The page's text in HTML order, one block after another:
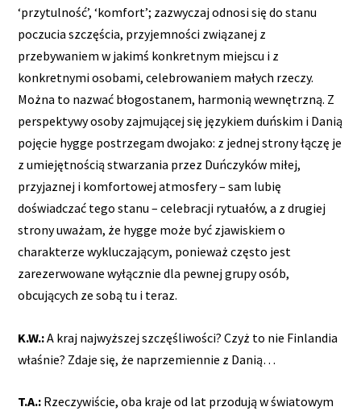
‘przytulność’, ‘komfort’; zazwyczaj odnosi się do stanu
poczucia szczęścia, przyjemności związanej z
przebywaniem w jakimś konkretnym miejscu i z
konkretnymi osobami, celebrowaniem małych rzeczy.
Można to nazwać błogostanem, harmonią wewnętrzną. Z
perspektywy osoby zajmującej się językiem duńskim i Danią
pojęcie hygge postrzegam dwojako: z jednej strony łączę je
z umiejętnością stwarzania przez Duńczyków miłej,
przyjaznej i komfortowej atmosfery – sam lubię
doświadczać tego stanu – celebracji rytuałów, a z drugiej
strony uważam, że hygge może być zjawiskiem o
charakterze wykluczającym, ponieważ często jest
zarezerwowane wyłącznie dla pewnej grupy osób,
obcujących ze sobą tu i teraz.
K.W.:A kraj najwyższej szczęśliwości? Czyż to nie Finlandia
właśnie? Zdaje się, że naprzemiennie z Danią…
T.A.: Rzeczywiście, oba kraje od lat przodują w światowym